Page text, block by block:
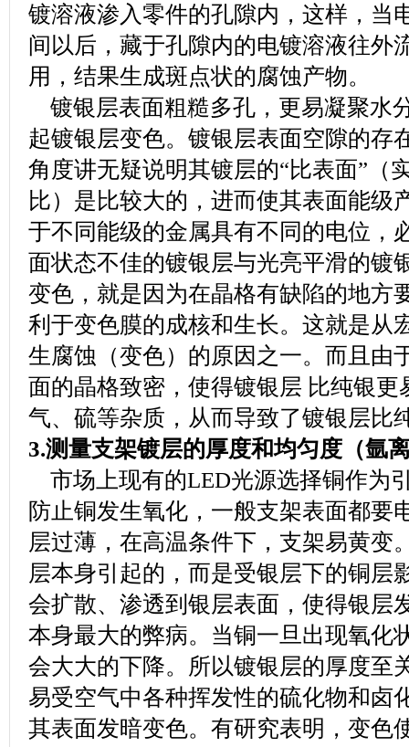
镀溶液渗入零件的孔隙内，这样，当
间以后，藏于孔隙内的电镀溶液往外
用，结果生成斑点状的腐蚀产物。
镀银层表面粗糙多孔，更易凝聚水
起镀银层变色。镀银层表面空隙的存
角度讲无疑说明其镀层的“比表面”（
比）是比较大的，进而使其表面能级
于不同能级的金属具有不同的电位，
面状态不佳的镀银层与光亮平滑的镀
变色，就是因为在晶格有缺陷的地方
利于变色膜的成核和生长。这就是从
生腐蚀（变色）的原因之一。而且由
面的晶格致密，使得镀银层 比纯银
气、硫等杂质，从而导致了镀银层比
3.测量支架镀层的厚度和均匀度（氩
市场上现有的LED光源选择铜作为
防止铜发生氧化，一般支架表面都要
层过薄，在高温条件下，支架易黄变
层本身引起的，而是受银层下的铜层
会扩散、渗透到银层表面，使得银层
本身最大的弊病。当铜一旦出现氧化
会大大的下降。所以镀银层的厚度至
易受空气中各种挥发性的硫化物和卤
其表面发暗变色。有研究表明，变色